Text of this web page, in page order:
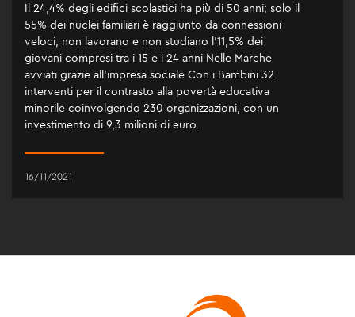
Il 24,4% degli edifici scolastici ha più di 50 anni; solo il
55% dei nuclei familiari è raggiunto da connessioni
veloci; non lavorano e non studiano l’11,5% dei
giovani compresi tra i 15 e i 24 anni Nelle Marche
avviati grazie all’impresa sociale Con i Bambini 32
interventi per il contrasto alla povertà educativa
minorile coinvolgendo 230 organizzazioni, con un
investimento di 9,3 milioni di euro.
16/11/2021